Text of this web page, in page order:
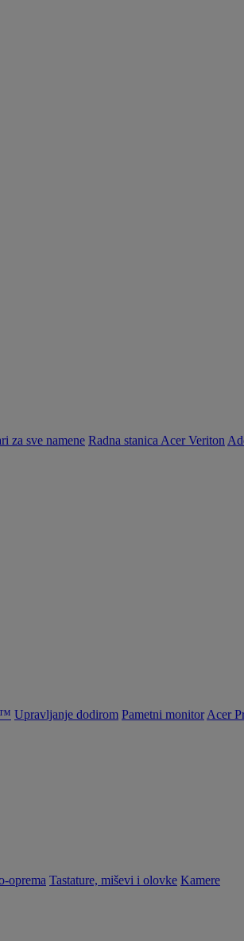
za sve namene Radna stanica Acer Veriton
Upravljanje dodirom Pametni monitor Acer
oprema Tastature, miševi i olovke Kamere